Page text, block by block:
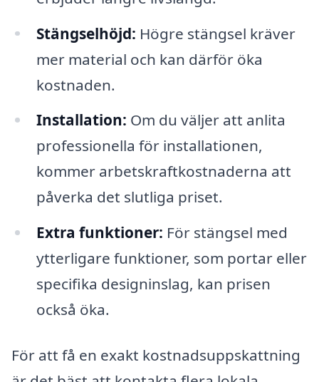
Stängselhöjd: Högre stängsel kräver
mer material och kan därför öka
kostnaden.
Installation: Om du väljer att anlita
professionella för installationen,
kommer arbetskraftkostnaderna att
påverka det slutliga priset.
Extra funktioner: För stängsel med
ytterligare funktioner, som portar eller
specifika designinslag, kan prisen
också öka.
För att få en exakt kostnadsuppskattning